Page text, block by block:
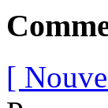
[